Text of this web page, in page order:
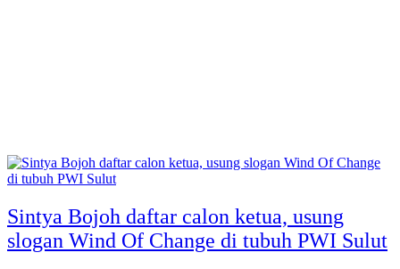
Sintya Bojoh daftar calon ketua, usung
slogan Wind Of Change di tubuh PWI Sulut